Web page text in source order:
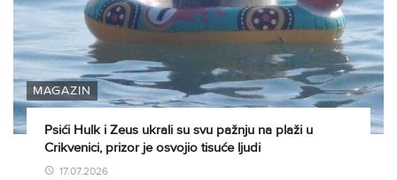
MAGAZIN
Psići Hulk i Zeus ukrali su svu pažnju na plaži u
Crikvenici, prizor je osvojio tisuće ljudi
17.07.2026